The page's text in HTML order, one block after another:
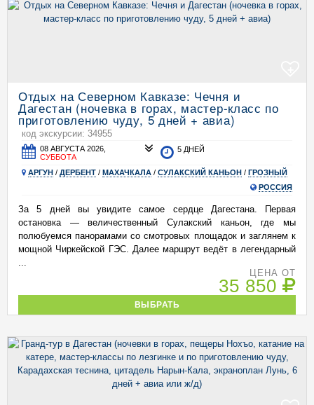
Отдых на Северном Кавказе: Чечня и
Дагестан (ночевка в горах, мастер-класс по
приготовлению чуду, 5 дней + авиа)
код экскурсии: 34955
08 АВГУСТА 2026,
СУББОТА
5 ДНЕЙ
АРГУН / ДЕРБЕНТ / МАХАЧКАЛА / СУЛАКСКИЙ КАНЬОН / ГРОЗНЫЙ
РОССИЯ
За 5 дней вы увидите самое сердце Дагестана. Первая
остановка — величественный Сулакский каньон, где мы
полюбуемся панорамами со смотровых площадок и заглянем к
мощной Чиркейской ГЭС. Далее маршрут ведёт в легендарный
...
ЦЕНА ОТ
35 850
ВЫБРАТЬ